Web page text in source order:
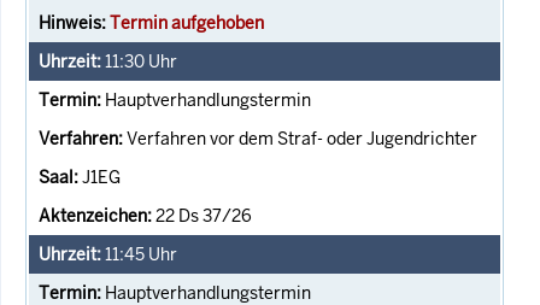
Termin aufgehoben
11:30 Uhr
Hauptverhandlungstermin
Verfahren vor dem Straf- oder Jugendrichter
J1EG
22 Ds 37/26
11:45 Uhr
Hauptverhandlungstermin